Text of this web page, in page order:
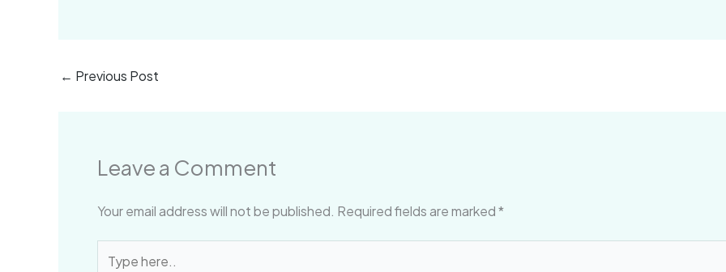
← Previous Post
Leave a Comment
Your email address will not be published. Required fields are marked*